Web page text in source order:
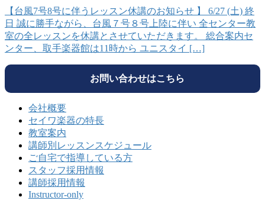
【台風7号8号に伴うレッスン休講のお知らせ 】 6/27 (土) 終
日 誠に勝手ながら、台風７号８号上陸に伴い 全センター教
室の全レッスンを休講とさせていただきます。 総合案内セ
ンター、取手楽器館は11時から ユニスタイ […]
お問い合わせはこちら
会社概要
セイワ楽器の特長
教室案内
講師別レッスンスケジュール
ご自宅で指導している方
スタッフ採用情報
講師採用情報
Instructor-only